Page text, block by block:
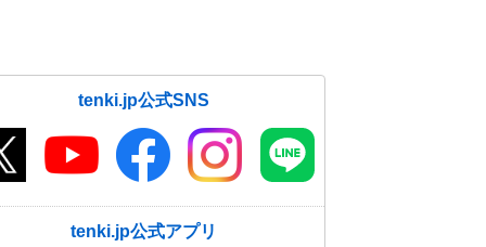
tenki.jp公式SNS
tenki.jp公式アプリ